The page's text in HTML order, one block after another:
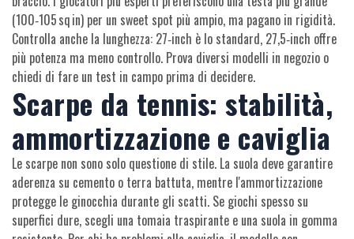
(100‑105 sq in) per un sweet spot più ampio, ma pagano in rigidità.
Controlla anche la lunghezza: 27‑inch è lo standard, 27,5‑inch offre
più potenza ma meno controllo. Prova diversi modelli in negozio o
chiedi di fare un test in campo prima di decidere.
Scarpe da tennis: stabilità,
ammortizzazione e caviglia
Le scarpe non sono solo questione di stile. La suola deve garantire
aderenza su cemento o terra battuta, mentre l'ammortizzazione
protegge le ginocchia durante gli scatti. Se giochi spesso su
superfici dure, scegli una tomaia traspirante e una suola in gomma